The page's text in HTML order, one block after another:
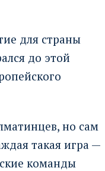
для страны
до этой
но сам
такая игра —
команды